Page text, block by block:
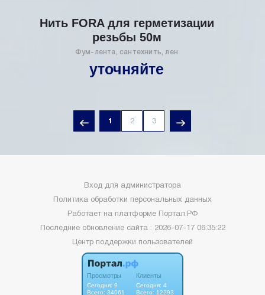
Нить FORA для герметизации
резьбы 50м
Фум-лента, сантехнить, лен
уточняйте
1 2 3
Вход для администратора
Политика обработки персональных данных
Работает на платформе
Портал.РФ
Последние обновление сайта : 2026-07-17 06:35:22
Центр поддержки пользователей